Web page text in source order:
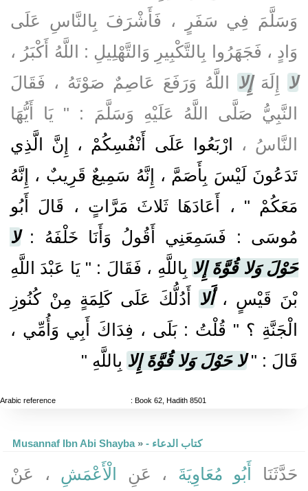
وَسَلَّمَ فِي سَفَرٍ ، فَأَشْرَفَ بِالنَّاسِ عَلَى
وَادٍ ، فَجَهَرُوا بِالتَّكْبِيرِ وَالتَّهْلِيلِ : اللَّهُ أَكْبَرُ ،
لا إِلَهَإِلا اللَّهُ وَرَفَعَ عَاصِمٌ صَوْتَهُ ، فَقَالَ
النَّبِيُّ صَلَّى اللَّهُ عَلَيْهِ وَسَلَّمَ : " يَا أَيُّهَا
النَّاسُ ،
ارْبَعُوا عَلَى أَنْفُسِكُمْ ، إِنَّ الَّذِي
تَدَعُونَ لَيْسَ بِأَصَمَّ ، إِنَّهُ سَمِيعٌ قَرِيبٌ ، إِنَّهُ
مَعَكُمْ " ، أَعَادَهَا ثَلاثَ مَرَّاتٍ ، قَالَ أَبُو
مُوسَى : فَسَمِعَنِي أَقُولُ وَأَنَا خَلْفَهُ :لا
حَوْلَ وَلا قُوَّةَ إِلا بِاللَّهِ ، فَقَالَ : " يَا عَبْدَ اللَّهِ
بْنَ قَيْسٍ ،أَلا أَدُلُّكَ عَلَى كَلِمَةٍ مِنْ كُنُوزِ
الْجَنَّةِ ؟ " قُلْتُ : بَلَى ، فِدَاكَ أَبِي وَأُمِّي ،
قَالَ : "لا حَوْلَ وَلا قُوَّةَ إِلا بِاللَّهِ "
Arabic reference : Book 62, Hadith 8501
Musannaf Ibn Abi Shayba» - كتاب الدعاء
حَدَّثَنَا أَبُو مُعَاوِيَةَ ، عَنِ الْأَعْمَشِ ، عَنْ